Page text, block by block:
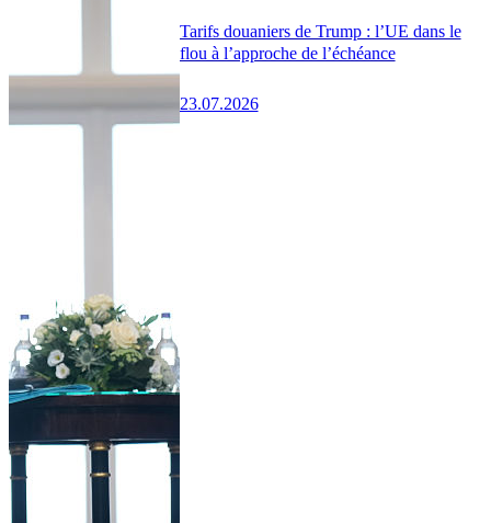
Tarifs douaniers de Trump : l’UE dans le
flou à l’approche de l’échéance
23.07.2026